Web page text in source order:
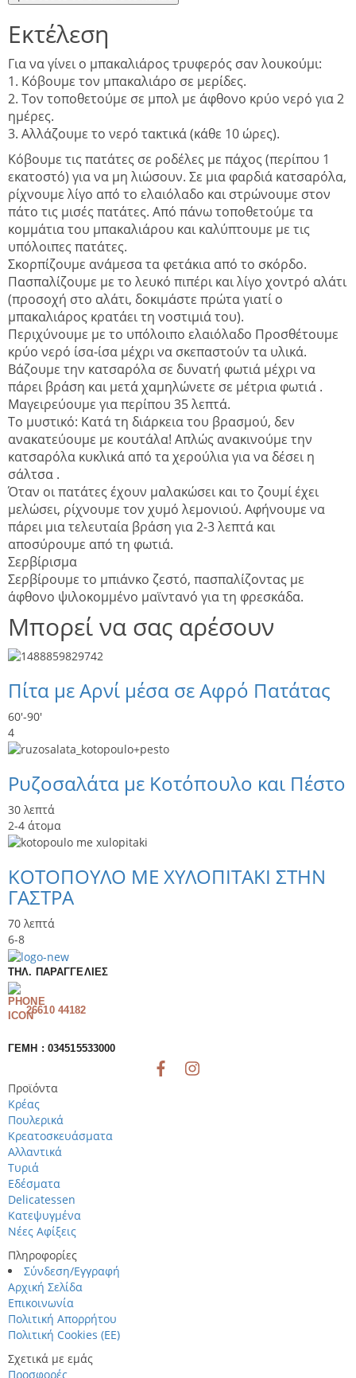
Εκτέλεση
Για να γίνει ο μπακαλιάρος τρυφερός σαν λουκούμι:
1. Κόβουμε τον μπακαλιάρο σε μερίδες.
2. Τον τοποθετούμε σε μπολ με άφθονο κρύο νερό για 2
ημέρες.
3. Αλλάζουμε το νερό τακτικά (κάθε 10 ώρες).
Κόβουμε τις πατάτες σε ροδέλες με πάχος (περίπου 1
εκατοστό) για να μη λιώσουν. Σε μια φαρδιά κατσαρόλα,
ρίχνουμε λίγο από το ελαιόλαδο και στρώνουμε στον
πάτο τις μισές πατάτες. Από πάνω τοποθετούμε τα
κομμάτια του μπακαλιάρου και καλύπτουμε με τις
υπόλοιπες πατάτες.
Σκορπίζουμε ανάμεσα τα φετάκια από το σκόρδο.
Πασπαλίζουμε με το λευκό πιπέρι και λίγο χοντρό αλάτι
(προσοχή στο αλάτι, δοκιμάστε πρώτα γιατί ο
μπακαλιάρος κρατάει τη νοστιμιά του).
Περιχύνουμε με το υπόλοιπο ελαιόλαδο Προσθέτουμε
κρύο νερό ίσα-ίσα μέχρι να σκεπαστούν τα υλικά.
Βάζουμε την κατσαρόλα σε δυνατή φωτιά μέχρι να
πάρει βράση και μετά χαμηλώνετε σε μέτρια φωτιά .
Μαγειρεύουμε για περίπου 35 λεπτά.
Το μυστικό: Κατά τη διάρκεια του βρασμού, δεν
ανακατεύουμε με κουτάλα! Απλώς ανακινούμε την
κατσαρόλα κυκλικά από τα χερούλια για να δέσει η
σάλτσα .
Όταν οι πατάτες έχουν μαλακώσει και το ζουμί έχει
μελώσει, ρίχνουμε τον χυμό λεμονιού. Αφήνουμε να
πάρει μια τελευταία βράση για 2-3 λεπτά και
αποσύρουμε από τη φωτιά.
Σερβίρισμα
Σερβίρουμε το μπιάνκο ζεστό, πασπαλίζοντας με
άφθονο ψιλοκομμένο μαϊντανό για τη φρεσκάδα.
Μπορεί να σας αρέσουν
Πίτα με Αρνί μέσα σε Αφρό Πατάτας
60'-90'
4
Ρυζοσαλάτα με Κοτόπουλο και Πέστο
30 λεπτά
2-4 άτομα
ΚΟΤΟΠΟΥΛΟ ΜΕ ΧΥΛΟΠΙΤΑΚΙ ΣΤΗΝ
ΓΑΣΤΡΑ
70 λεπτά
6-8
ΤΗΛ. ΠΑΡΑΓΓΕΛΊΕΣ
26610 44182
ΓΕΜΗ : 034515533000
Προϊόντα
Κρέας
Πουλερικά
Κρεατοσκευάσματα
Αλλαντικά
Τυριά
Εδέσματα
Delicatessen
Κατεψυγμένα
Νέες Αφίξεις
Πληροφορίες
Σύνδεση/Εγγραφή
Αρχική Σελίδα
Επικοινωνία
Πολιτική Απορρήτου
Πολιτική Cookies (ΕΕ)
Σχετικά με εμάς
Προσφορές